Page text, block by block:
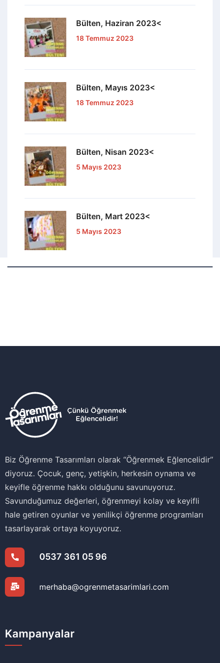
Bülten, Haziran 2023<
18 Temmuz 2023
Bülten, Mayıs 2023<
18 Temmuz 2023
Bülten, Nisan 2023<
5 Mayıs 2023
Bülten, Mart 2023<
5 Mayıs 2023
Biz Öğrenme Tasarımları olarak ‘‘Öğrenmek Eğlencelidir’’
diyoruz. Çocuk, genç, yetişkin, herkesin oynama ve
keyifle öğrenme hakkı olduğunu savunuyoruz.
Savunduğumuz değerleri, öğrenmeyi kolay ve keyifli
hale getiren oyunlar ve yenilikçi öğrenme programları
tasarlayarak ortaya koyuyoruz.
0537 361 05 96
merhaba@ogrenmetasarimlari.com
Kampanyalar